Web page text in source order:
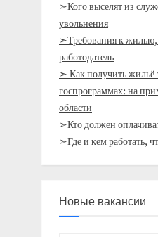
➣Кого выселят из
увольнения
➣Требования к жилью,
работодатель
➣ Как получить жильё
госпрограммах: на
области
➣Кто должен
➣Где и кем работать,
Новые вакансии